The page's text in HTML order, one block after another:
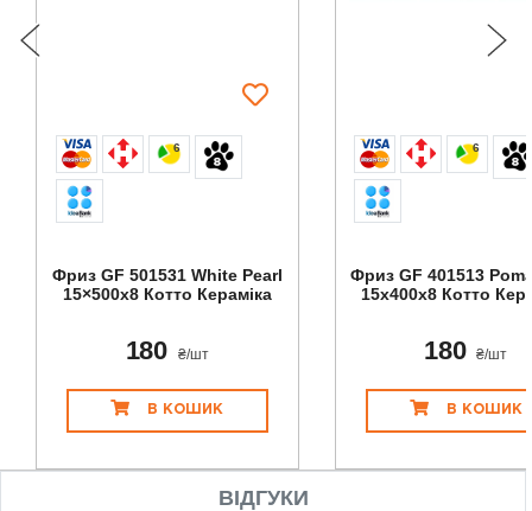
6
Фриз GF 501531 White Pearl
15×500x8 Котто Кераміка
180 ₴/шт
В КОШИК
6
Фриз GF 401513
15x400x8 Котто
180 ₴/шт
В КОШИК
ВІДГУКИ